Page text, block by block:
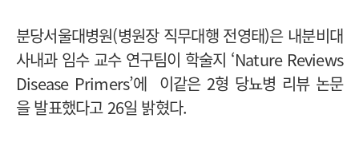
분당서울대병원(병원장 직무대행 전영태)은 내분비대
사내과 임수 교수 연구팀이 학술지 ‘Nature Reviews
Disease Primers’에 이같은 2형 당뇨병 리뷰 논문
을 발표했다고 26일 밝혔다.